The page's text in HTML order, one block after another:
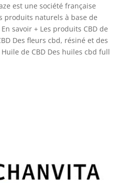
est une société française
produits naturels à base de
savoir + Les produits CBD de
Des fleurs cbd, résiné et des
de CBD Des huiles cbd full